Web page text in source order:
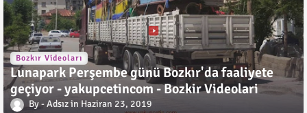
Bozkır Videoları
Lunapark Perşembe günü Bozkır'da faaliyete
geçiyor - yakupcetincom - Bozkir Videolari
Adsız Haziran 23, 2019